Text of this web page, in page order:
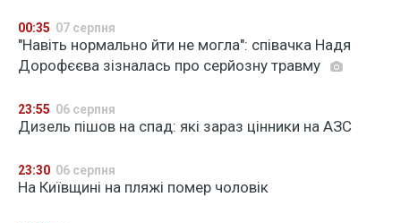
00:35 07 серпня
"Навіть нормально йти не могла": співачка Надя
Дорофєєва зізналась про серйозну травму
23:55 06 серпня
Дизель пішов на спад: які зараз цінники на АЗС
23:30 06 серпня
На Київщині на пляжі помер чоловік